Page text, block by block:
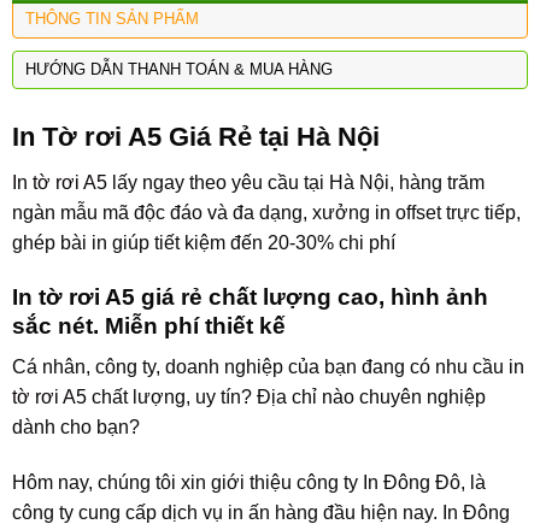
THÔNG TIN SẢN PHẨM
HƯỚNG DẪN THANH TOÁN & MUA HÀNG
In Tờ rơi A5 Giá Rẻ tại Hà Nội
In tờ rơi A5 lấy ngay theo yêu cầu tại Hà Nội, hàng trăm
ngàn mẫu mã độc đáo và đa dạng, xưởng in offset trực tiếp,
ghép bài in giúp tiết kiệm đến 20-30% chi phí
In tờ rơi A5 giá rẻ chất lượng cao, hình ảnh
sắc nét. Miễn phí thiết kế
Cá nhân, công ty, doanh nghiệp của bạn đang có nhu cầu in
tờ rơi A5 chất lượng, uy tín? Địa chỉ nào chuyên nghiệp
dành cho bạn?
Hôm nay, chúng tôi xin giới thiệu công ty In Đông Đô, là
công ty cung cấp dịch vụ in ấn hàng đầu hiện nay. In Đông